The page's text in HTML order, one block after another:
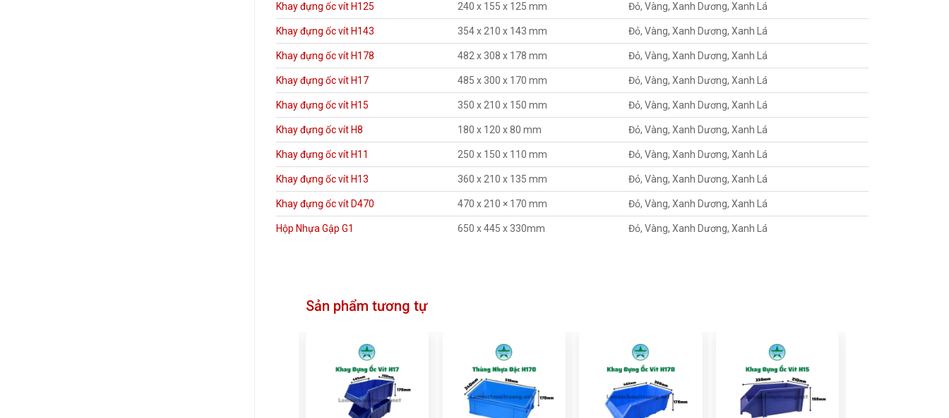
Khay đựng ốc vít H125 240 x 155 x 125 mm Đỏ, Vàng, Xanh Dương, Xanh Lá
Khay đựng ốc vít H143 354 x 210 x 143 mm Đỏ, Vàng, Xanh Dương, Xanh Lá
Khay đựng ốc vít H178 482 x 308 x 178 mm Đỏ, Vàng, Xanh Dương, Xanh Lá
Khay đựng ốc vít H17 485 x 300 x 170 mm Đỏ, Vàng, Xanh Dương, Xanh Lá
Khay đựng ốc vít H15 350 x 210 x 150 mm Đỏ, Vàng, Xanh Dương, Xanh Lá
Khay đựng ốc vít H8 180 x 120 x 80 mm Đỏ, Vàng, Xanh Dương, Xanh Lá
Khay đựng ốc vít H11 250 x 150 x 110 mm Đỏ, Vàng, Xanh Dương, Xanh Lá
Khay đựng ốc vít H13 360 x 210 x 135 mm Đỏ, Vàng, Xanh Dương, Xanh Lá
Khay đựng ốc vít D470 470 x 210 × 170 mm Đỏ, Vàng, Xanh Dương, Xanh Lá
Hộp Nhựa Gập G1 650 x 445 x 330mm Đỏ, Vàng, Xanh Dương, Xanh Lá
Sản phẩm tương tự